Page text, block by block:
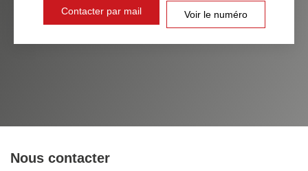
Contacter par mail Voir le numéro
Nous contacter